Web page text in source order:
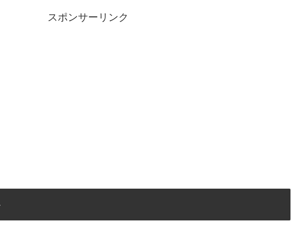
スポンサーリンク